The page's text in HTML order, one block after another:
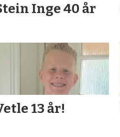
Inge 40 år
13 år!